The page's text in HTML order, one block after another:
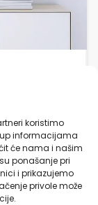
koristimo
informacijama
će nama i našim
ponašanje pri
i prikazujemo
privole može
prostor, već
idealnih
se uzima u
Važno je
vrste